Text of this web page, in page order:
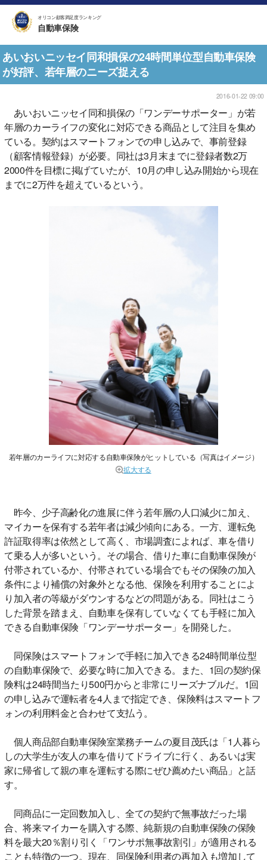
オリコン顧客満足度ランキング
自動車保険
あいおいニッセイ同和損保の24時間単位型自動車保険
が好評、若年層のニーズ捉える
2016-01-22 09:00
あいおいニッセイ同和損保の「ワンデーサポーター」が若
年層のカーライフの変化に対応できる商品として注目を集め
ている。契約はスマートフォンでの申し込みで、事前登録
（顧客情報登録）が必要。同社は3月末までに登録者数2万
2000件を目標に掲げていたが、10月の申し込み開始から現在
までに2万件を超えているという。
若年層のカーライフに対応する自動車保険がヒットしている（写真はイメージ）
拡大する
昨今、少子高齢化の進展に伴う若年層の人口減少に加え、
マイカーを保有する若年者は減少傾向にある。一方、運転免
許証取得率は依然として高く、市場調査によれば、車を借り
て乗る人が多いという。その場合、借りた車に自動車保険が
付帯されているか、付帯されている場合でもその保険の加入
条件により補償の対象外となる他、保険を利用することによ
り加入者の等級がダウンするなどの問題がある。同社はこう
した背景を踏まえ、自動車を保有していなくても手軽に加入
できる自動車保険「ワンデーサポーター」を開発した。
同保険はスマートフォンで手軽に加入できる24時間単位型
の自動車保険で、必要な時に加入できる。また、1回の契約保
険料は24時間当たり500円からと非常にリーズナブルだ。1回
の申し込みで運転者を4人まで指定でき、保険料はスマートフ
ォンの利用料金と合わせて支払う。
個人商品部自動車保険室業務チームの夏目茂氏は「1人暮ら
しの大学生が友人の車を借りてドライブに行く、あるいは実
家に帰省して親の車を運転する際にぜひ薦めたい商品」と話
す。
同商品に一定回数加入し、全ての契約で無事故だった場
合、将来マイカーを購入する際、純新規の自動車保険の保険
料を最大20％割り引く「ワンサポ無事故割引」が適用される
ことも特徴の一つ。現在、同保険利用者の再加入も増加して